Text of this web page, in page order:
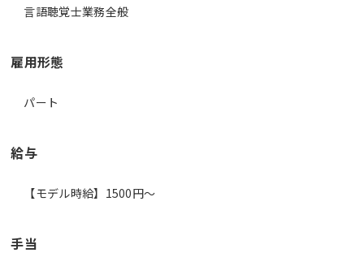
言語聴覚士業務全般
雇用形態
パート
給与
【モデル時給】1500円〜
手当